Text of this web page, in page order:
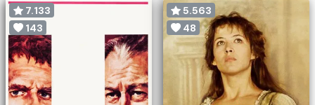
7.133
143
5.563
48